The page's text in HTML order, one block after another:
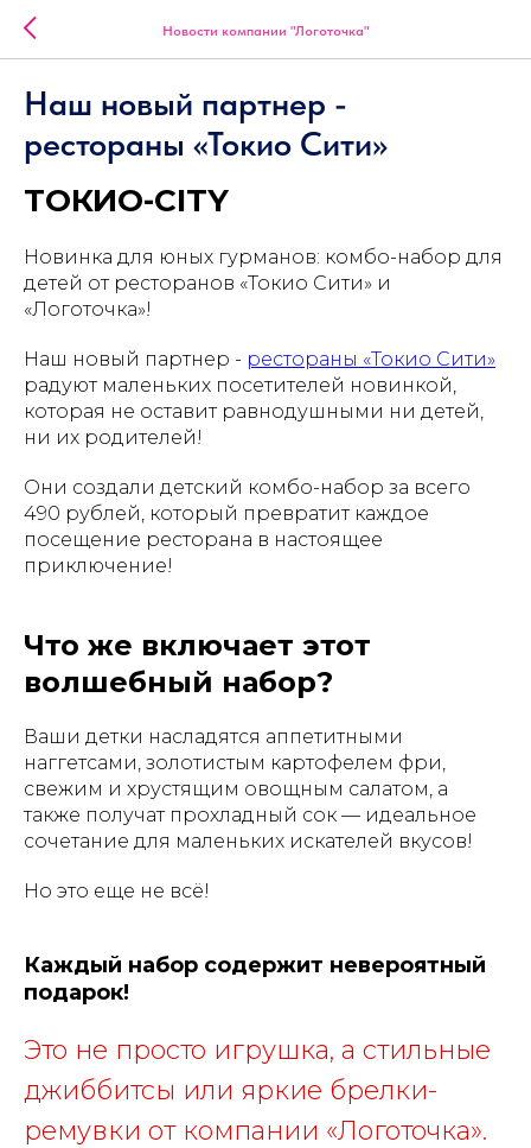
Новости компании "Логоточка"
Наш новый партнер -
рестораны «Токио Сити»
ТОКИО-CITY
Новинка для юных гурманов: комбо-набор для
детей от ресторанов «Токио Сити» и
«Логоточка»!
Наш новый партнер - рестораны «Токио Сити»
радуют маленьких посетителей новинкой,
которая не оставит равнодушными ни детей,
ни их родителей!
Они создали детский комбо-набор за всего
490 рублей, который превратит каждое
посещение ресторана в настоящее
приключение!
Что же включает этот
волшебный набор?
Ваши детки насладятся аппетитными
наггетсами, золотистым картофелем фри,
свежим и хрустящим овощным салатом, а
также получат прохладный сок — идеальное
сочетание для маленьких искателей вкусов!
Но это еще не всё!
Каждый набор содержит невероятный
подарок!
Это не просто игрушка, а стильные
джиббитсы или яркие брелки-
ремувки от компании «Логоточка».